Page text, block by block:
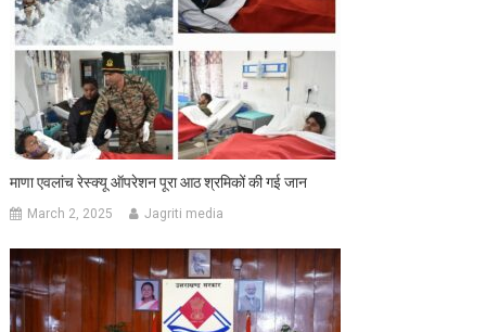
माणा एवलांच रेस्क्यू ऑपरेशन पूरा आठ श्रमिकों की गई जान
March 2, 2025 Jagriti media